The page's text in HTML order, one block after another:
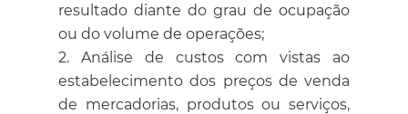
resultado diante do grau de ocupação
ou do volume de operações;
Análise de custos com vistas ao
estabelecimento dos preços de venda
de mercadorias, produtos ou serviços,